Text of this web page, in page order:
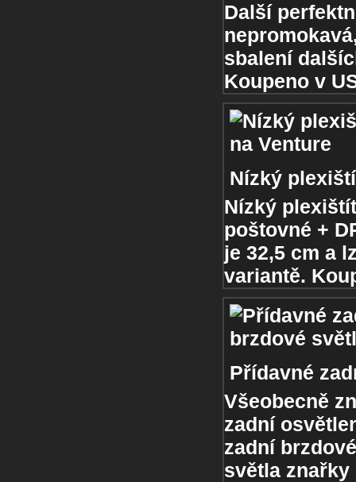
Další
sbalení
Koupeno v
Nízký
Nízký
poštovné +
je 32,5 cm a
variantě.
Přídavné
Všeobecně
zadní
zadní
světla znařky